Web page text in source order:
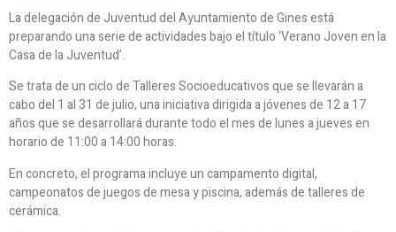
La delegación de Juventud del Ayuntamiento de Gines está
preparando una serie de actividades bajo el título ‘Verano Joven en la
Casa de la Juventud’.
Se trata de un ciclo de Talleres Socioeducativos que se llevarán a
cabo del 1 al 31 de julio, una iniciativa dirigida a jóvenes de 12 a 17
años que se desarrollará durante todo el mes de lunes a jueves en
horario de 11:00 a 14:00 horas.
En concreto, el programa incluye un campamento digital,
campeonatos de juegos de mesa y piscina, además de talleres de
cerámica.